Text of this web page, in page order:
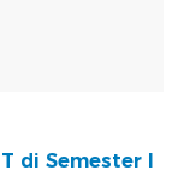
di Semester I